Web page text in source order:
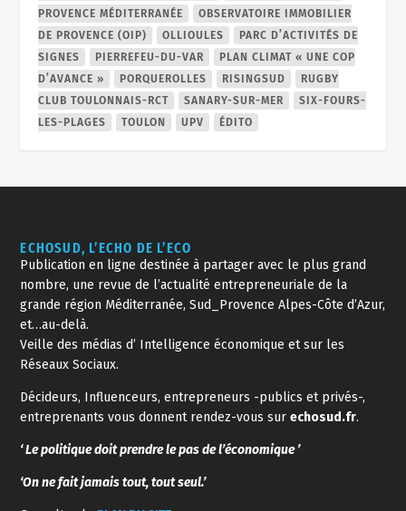
PROVENCE MÉDITERRANÉE
OBSERVATOIRE IMMOBILIER
DE PROVENCE (OIP)
OLLIOULES
PARC D’ACTIVITÉS DE
SIGNES
PIERREFEU-DU-VAR
PLAN CLIMAT « UNE COP
D’AVANCE »
PORQUEROLLES RISINGSUD
RUGBY
CLUB TOULONNAIS-RCT
SANARY-SUR-MER
SIX-FOURS-
LES-PLAGES
TOULON UPV ÉDITO
ECHOSUD, L’ECHO DE L’ECO
Publication en ligne destinée à partager avec le plus grand
nombre, une revue de l’actualité entrepreneuriale de la
grande région Méditerranée, Sud_Provence Alpes-Côte d’Azur,
et…au-delà.
Veille des médias d’ Intelligence économique et sur les
Réseaux Sociaux.
Décideurs, Influenceurs, entrepreneurs -publics et privés-,
entreprenants vous donnent rendez-vous surechosud.fr.
‘ Le politique doit prendre le pas de l’économique ’
‘On ne fait jamais tout, tout seul.’